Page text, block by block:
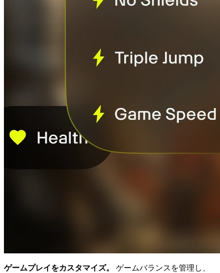
ゲームプレイをカスタマイズ。
ゲームバランスを管理し、